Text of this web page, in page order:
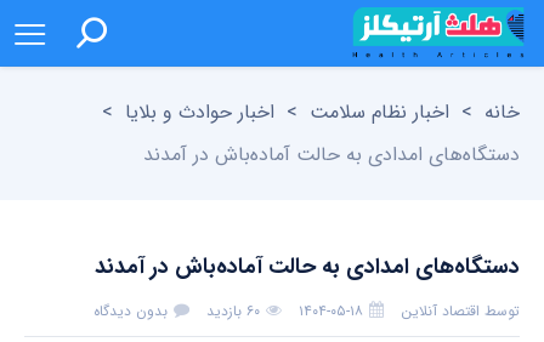
خانه > اخبار نظام سلامت > اخبار حوادث و بلایا >
دستگاه‌های امدادی به حالت آماده‌باش در آمدند
دستگاه‌های امدادی به حالت آماده‌باش در آمدند
توسط اقتصاد آنلاین ۱۴۰۴-۰۵-۱۸ ۶۰ بازدید بدون دیدگاه